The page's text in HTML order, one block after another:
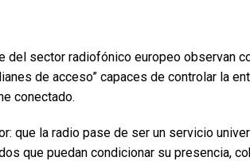
del sector radiofónico europeo observan
de acceso” capaces de controlar la
conectado.
que la radio pase de ser un servicio
que puedan condicionar su presencia,